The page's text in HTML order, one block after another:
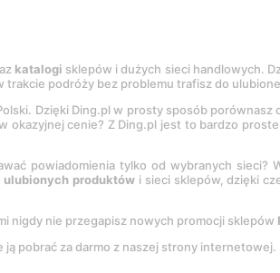
katalogi sklepów i dużych sieci handlowych.
podróży bez problemu trafisz do
Dzięki Ding.pl w prosty sposób
okazyjnej cenie? Z Ding.pl jest to bardzo
powiadomienia tylko od wybranych sieci?
ulubionych produktów i sieci sklepów, dzięki
nigdy nie przegapisz nowych promocji sklepów
ją pobrać za darmo z naszej strony internetowej.